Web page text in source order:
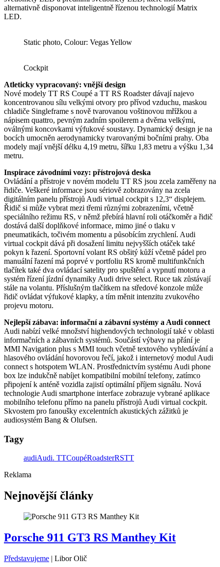
alternativně disponovat inteligentně řízenou technologií Matrix
LED.
Static photo, Colour: Vegas Yellow
Cockpit
Atleticky vypracovaný: vnější design
Nové modely TT RS Coupé a TT RS Roadster dávají najevo
koncentrovanou sílu velkými otvory pro přívod vzduchu, maskou
chladiče Singleframe s nově tvarovanou voštinovou mřížkou a
nápisem quattro, pevným zadním spoilerem a dvěma velkými,
oválnými koncovkami výfukové soustavy. Dynamický design je na
bocích umocněn aerodynamicky tvarovanými bočními prahy. Oba
modely mají vnější délku 4,19 metru, šířku 1,83 metru a výšku 1,34
metru.
Inspirace závodními vozy: přístrojová deska
Ovládání a přístroje v novém modelu TT RS jsou zcela zaměřeny na
řidiče. Veškeré informace jsou sériově zobrazovány na zcela
digitálním panelu přístrojů Audi virtual cockpit s 12,3“ displejem.
Řidič si může vybrat mezi třemi různými zobrazeními, včetně
speciálního režimu RS, v němž přebírá hlavní roli otáčkoměr a řidič
dostává další doplňkové informace, mimo jiné o tlaku v
pneumatikách, točivém momentu a působícím zrychlení. Audi
virtual cockpit dává při dosažení limitu nejvyšších otáček také
pokyn k řazení. Sportovní volant RS obšitý kůží včetně pádel pro
manuální řazení má poprvé v portfoliu RS kromě multifunkčních
tlačítek také dva ovládací satelity pro spuštění a vypnutí motoru a
systém řízení jízdní dynamiky Audi drive select. Ruce tak zůstávají
stále na volantu. Příslušným tlačítkem na středové konzole může
řidič ovládat výfukové klapky, a tím měnit intenzitu zvukového
projevu motoru.
Nejlepší zábava: informační a zábavní systémy a Audi connect
Audi nabízí velké množství highendových technologií také v oblasti
informačních a zábavních systémů. Součástí výbavy na přání je
MMI Navigation plus s MMI touch včetně textového vyhledávání a
hlasového ovládání hovorovou řečí, jakož i internetový modul Audi
connect s hotspotem WLAN. Prostřednictvím systému Audi phone
box lze indukčně nabíjet kompatibilní mobilní telefony, zatímco
připojení k anténě vozidla zajistí optimální příjem signálu. Nová
technologie Audi smartphone interface zobrazuje vybrané aplikace
mobilního telefonu přímo na panelu přístrojů Audi virtual cockpit.
Skvostem pro fanoušky excelentních akustických zážitků je
audiosystém Bang & Olufsen.
Tagy
audiAudi. TTCoupéRoadsterRSTT
Reklama
Nejnovější články
Porsche 911 GT3 RS Manthey Kit
Představujeme | Libor Olič